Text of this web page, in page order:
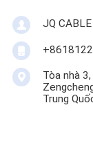
JQ CABLE
Tòa nhà
Trung